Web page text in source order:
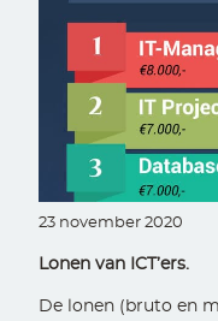
23 november 2020
Lonen van ICT’ers.
De lonen (bruto en